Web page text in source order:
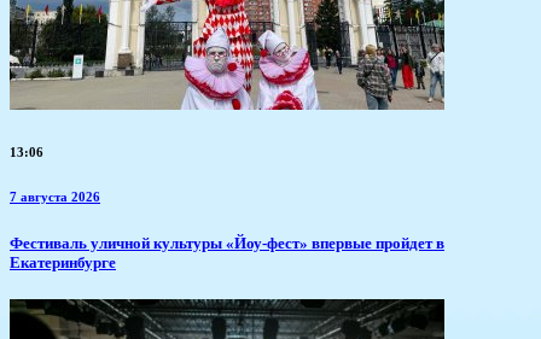
13:06
7 августа 2026
​Фестиваль уличной культуры «Йоу-фест» впервые пройдет в
Екатеринбурге